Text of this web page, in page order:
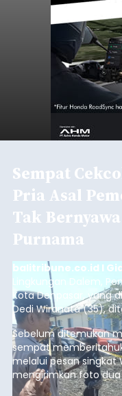
Sempat
Pria Asal
Tak
Purnama
balitribune.co.id I
Lingkungan Dalem,
Kota Denpasar, yang
Dedi Wiranata (35),
pesisir Pantai
Sebelum ditemukan
sempat
melalui pesan singkat
mengirimkan foto
istrinya.